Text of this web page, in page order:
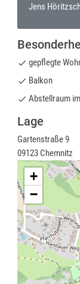
Jens
done gepflegte
done Balkon
done Abstellraum
Lage
Gartenstraße 9
09123 Chemnitz
+
−